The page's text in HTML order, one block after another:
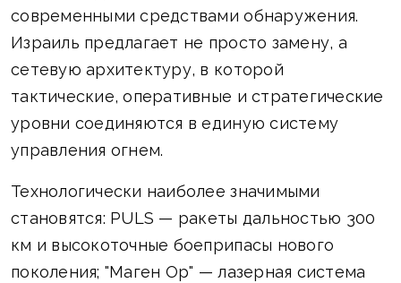
современными средствами обнаружения.
Израиль предлагает не просто замену, а
сетевую архитектуру, в которой
тактические, оперативные и стратегические
уровни соединяются в единую систему
управления огнем.
Технологически наиболее значимыми
становятся: PULS — ракеты дальностью 300
км и высокоточные боеприпасы нового
поколения; "Маген Ор" — лазерная система